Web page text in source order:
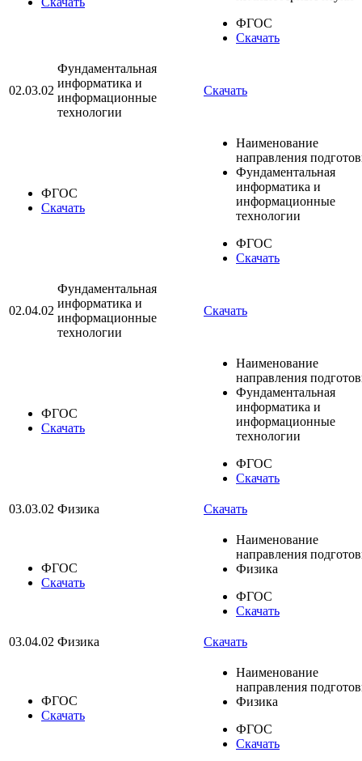
ФГОС
Скачать
02.03.02
Фундаментальная
информатика и
информационные
технологии
Скачать
ФГОС
Скачать
Наименование
направления
Фундаментальная
информатика и
информационные
технологии
ФГОС
Скачать
02.04.02
Фундаментальная
информатика и
информационные
технологии
Скачать
ФГОС
Скачать
Наименование
направления
Фундаментальная
информатика и
информационные
технологии
ФГОС
Скачать
03.03.02 Физика Скачать
ФГОС
Скачать
Наименование
направления
Физика
ФГОС
Скачать
03.04.02 Физика Скачать
ФГОС
Скачать
Наименование
направления
Физика
ФГОС
Скачать